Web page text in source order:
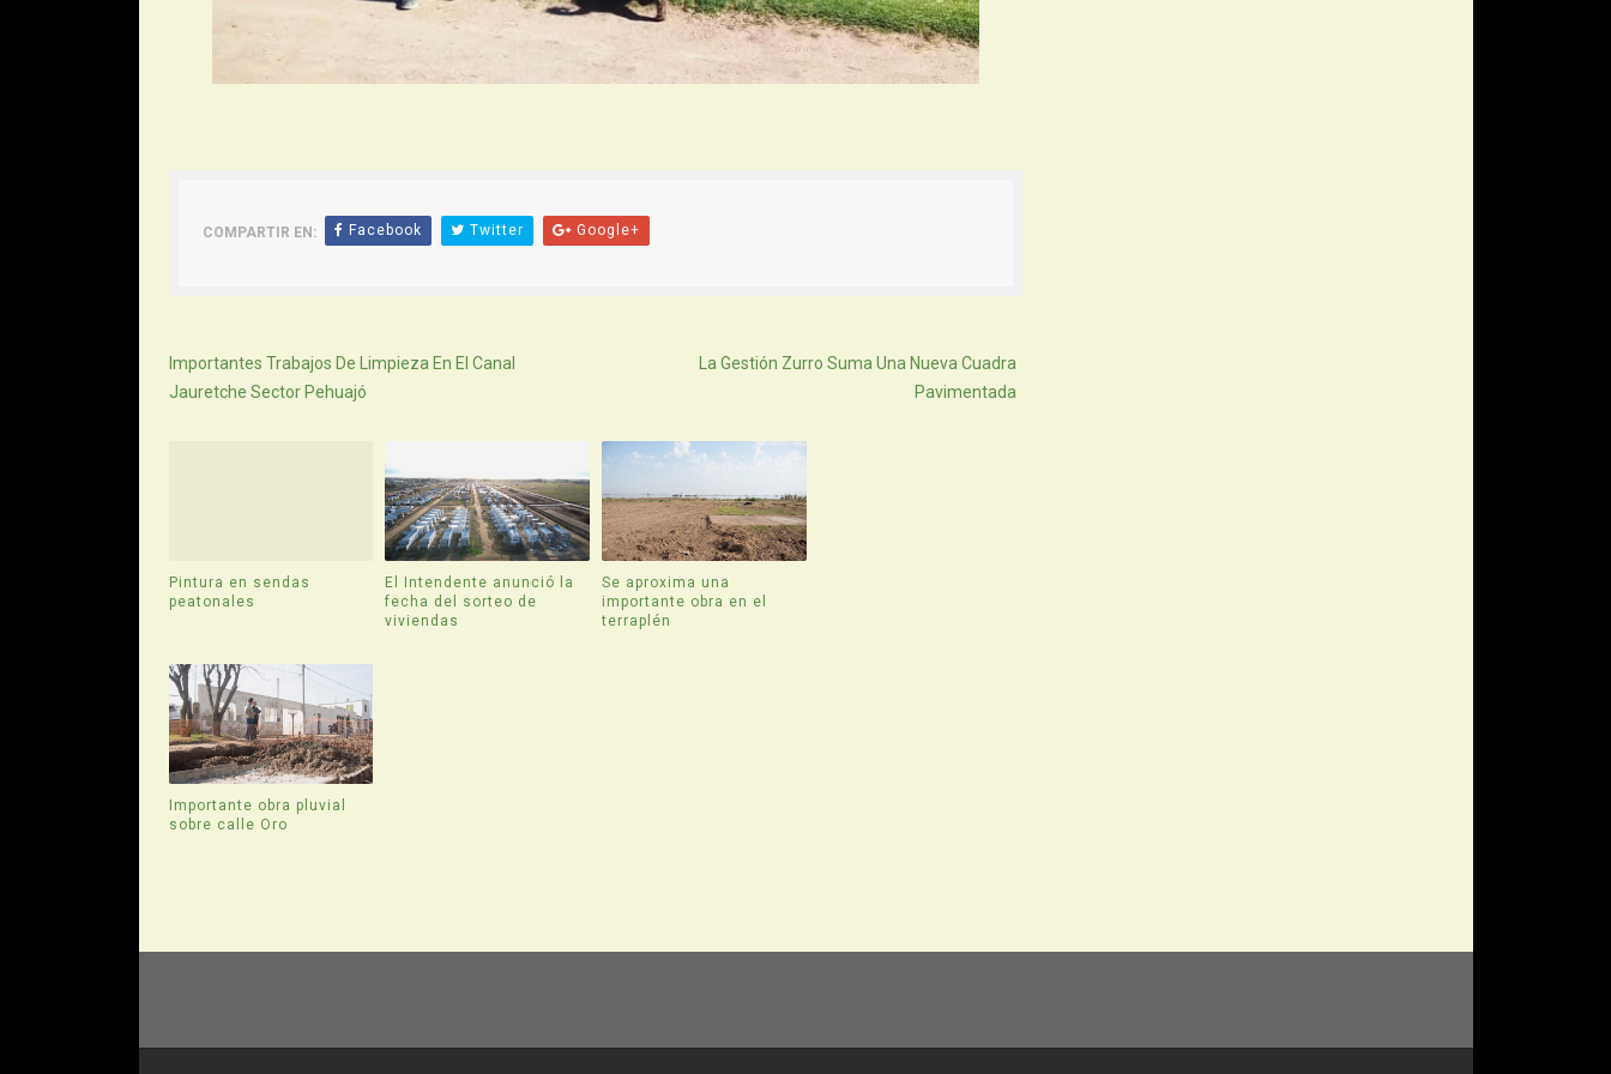
COMPARTIR EN: Facebook Twitter Google+
Importantes Trabajos De Limpieza En El Canal
Jauretche Sector Pehuajó
La Gestión Zurro Suma Una Nueva Cuadra
Pavimentada
Pintura en sendas
peatonales
El Intendente anunció la
fecha del sorteo de
viviendas
Se aproxima una
importante obra en el
terraplén
Importante obra pluvial
sobre calle Oro